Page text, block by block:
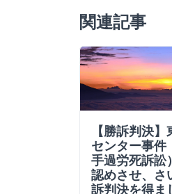
関連記事
【勝訴判決
センター事件
手過労死訴訟
認めさせ、さ
訴判決を得ま